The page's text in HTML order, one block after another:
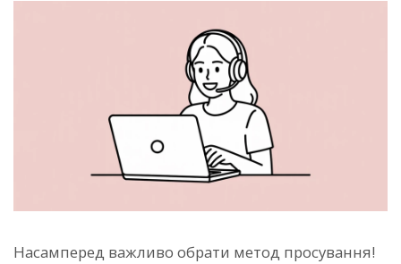
Насамперед важливо обрати метод просування!